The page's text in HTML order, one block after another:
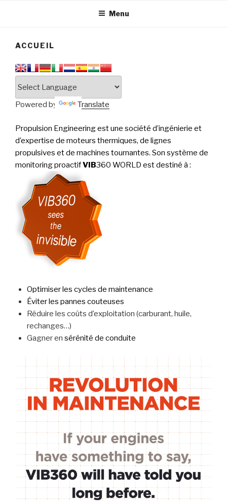
PERFORMANCE
Menu
ACCUEIL
Powered by Translate
Propulsion Engineering est une société d’ingénierie et
d’expertise de moteurs thermiques, de lignes
propulsives et de machines tournantes. Son système de
monitoring proactifVIB360 WORLD est destiné à :
Optimiser les cycles de maintenance
Éviter les pannes couteuses
Réduire les coûts d’exploitation (carburant, huile,
rechanges…)
Gagner en sérénité de conduite